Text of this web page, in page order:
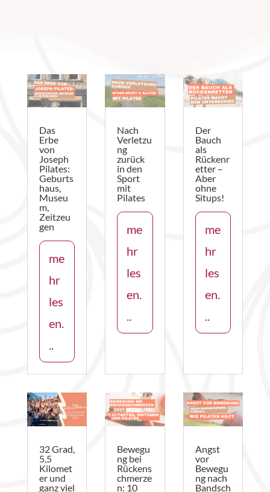
Das
Erbe
von
Joseph
Pilates:
Geburts
haus,
Museu
m,
Zeitzeu
gen
me
hr
les
en.
..
Nach
Verletzu
ng
zurück
in den
Sport
mit
Pilates
me
hr
les
en.
..
Der
Bauch
als
Rückenr
etter –
Aber
ohne
Situps!
me
hr
les
en.
..
32 Grad,
5,5
Kilomet
er und
ganz viel
Bewegu
ng bei
Rückens
chmerze
n: 10
Angst
vor
Bewegu
ng nach
Bandsch